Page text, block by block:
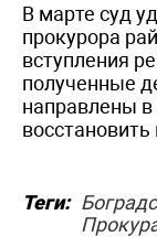
В марте суд
прокурора
вступления
полученные
направлены
Теги: